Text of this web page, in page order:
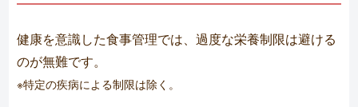
健康を意識した食事管理では、過度な栄養制限は避ける
のが無難です。
※特定の疾病による制限は除く。